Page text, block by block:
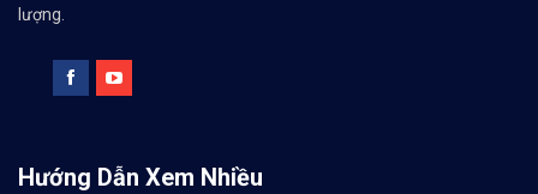
lượng.
Hướng Dẫn Xem Nhiều